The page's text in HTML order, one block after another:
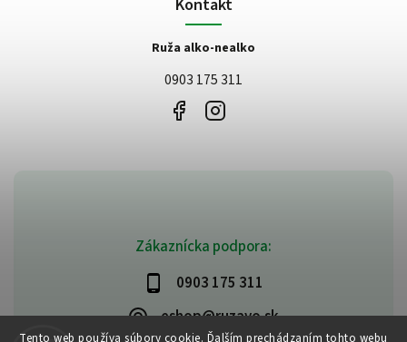
Tento web používa súbory cookie. Ďalším prechádzaním tohto webu
Zákaznícka podpora:
0903 175 311
eshop@ruzavo.sk
Kontakt
Ruža alko-nealko
0903 175 311